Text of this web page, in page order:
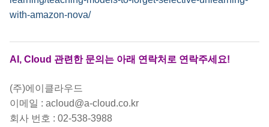
with-amazon-nova/
AI, Cloud 관련한 문의는 아래 연락처로 연락주세요!
(주)에이클라우드
이메일 : acloud@a-cloud.co.kr
회사 번호 : 02-538-3988